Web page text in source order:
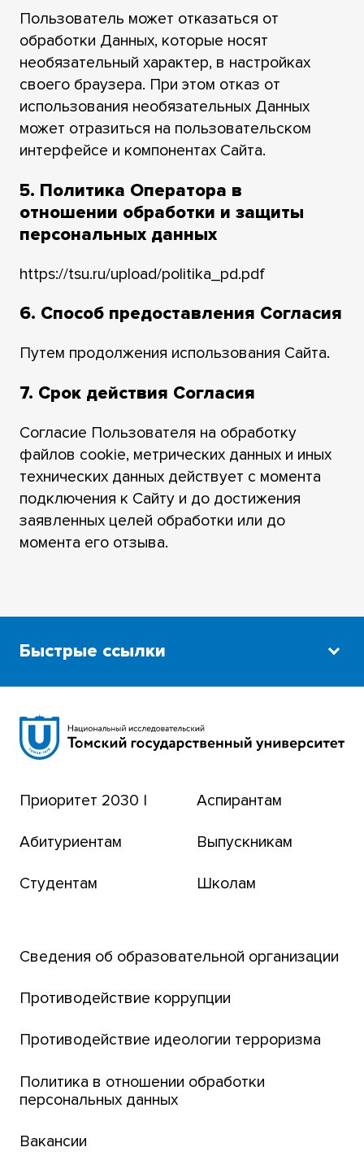
Пользователь может отказаться от
обработки Данных, которые носят
необязательный характер, в настройках
своего браузера. При этом отказ от
использования необязательных Данных
может отразиться на пользовательском
интерфейсе и компонентах Сайта.
5. Политика Оператора в
отношении обработки и защиты
персональных данных
https://tsu.ru/upload/politika_pd.pdf
6. Способ предоставления Согласия
Путем продолжения использования Сайта.
7. Срок действия Согласия
Согласие Пользователя на обработку
файлов cookie, метрических данных и иных
технических данных действует с момента
подключения к Сайту и до достижения
заявленных целей обработки или до
момента его отзыва.
Быстрые ссылки
Сибирский ботанический сад
Томский региональный центр коллективного
Транссибирский научный путь
Парк социогуманитарных технологий ТГУ
Английский для всех
ТГУ
Интернет-лицей
Открытые онлайн-курсы (MOOCs)
Платежи онлайн
Приоритет 2030 |
Абитуриентам
Студентам
Аспирантам
Выпускникам
Школам
Сведения об образовательной организации
Противодействие коррупции
Противодействие идеологии терроризма
Политика в отношении обработки
персональных данных
Вакансии